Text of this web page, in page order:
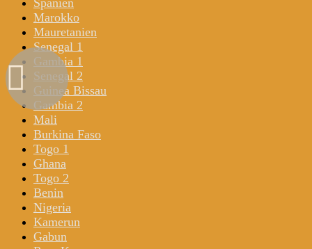
Marokko
Mauretanien
Senegal 1
Gambia 1
Senegal 2
Guinea Bissau
Gambia 2
Mali
Burkina Faso
Togo 1
Ghana
Togo 2
Benin
Nigeria
Kamerun
Gabun